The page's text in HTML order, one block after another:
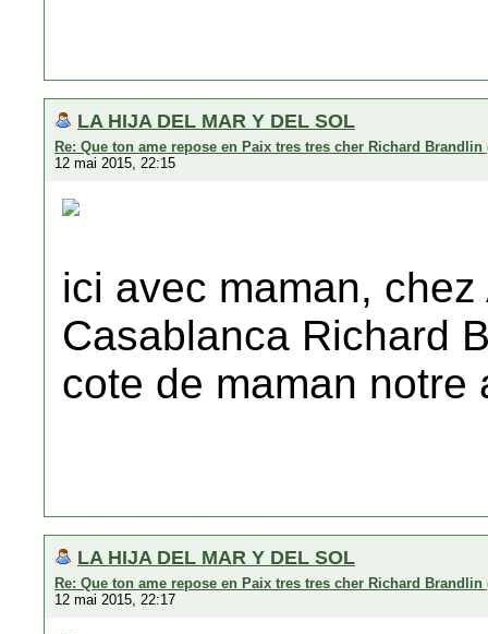
LA HIJA DEL MAR Y DEL SOL
Re: Que ton ame repose en Paix tres tres cher Richard Brandlin
12 mai 2015, 22:15
ici avec maman,
Casablanca Richard
cote de maman notre
LA HIJA DEL MAR Y DEL SOL
Re: Que ton ame repose en Paix tres tres cher Richard Brandlin
12 mai 2015, 22:17